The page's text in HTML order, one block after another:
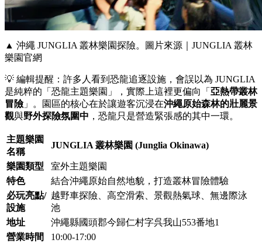
▲ 沖繩 JUNGLIA 叢林樂園探險。圖片來源｜JUNGLIA 叢林
樂園官網
💡 編輯提醒：許多人看到恐龍追逐設施，會誤以為 JUNGLIA
是純粹的「恐龍主題樂園」，實際上這裡更偏向「 亞熱帶叢林
冒險 」。園區的核心在於讓遊客沉浸在沖繩原始森林的壯麗景
觀與野外探險氛圍中 ，恐龍只是營造緊張感的其中一環。
主題樂園
名稱
JUNGLIA 叢林樂園 (Junglia Okinawa)
樂園類型
室外主題樂園
特色
結合沖繩原始自然地貌，打造叢林冒險體驗
必玩亮點/
設施
越野車探險、高空滑索、景觀熱氣球、無邊際泳
池
地址
沖繩縣國頭郡今歸仁村字呉我山553番地1
營業時間
10:00-17:00